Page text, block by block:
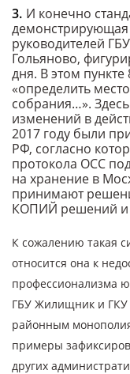
И конечно
руководителей
Гольяново,
дня. В этом пункте
«определить
собрания…».
изменений в
2017 году были
РФ, согласно
протокола ОСС
на хранение в
принимают
КОПИЙ решений и
К сожалению такая
относится она к
профессионализма
ГБУ Жилищник и ГКУ
районным
примеры
других